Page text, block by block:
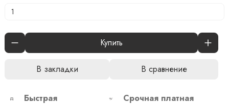
Купить
В закладки В сравнение
Быстрая
Срочная платная